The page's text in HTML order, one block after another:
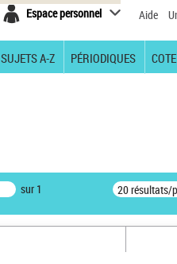
Espace personnel Aide
SUJETS A-Z PÉRIODIQUES COTE
sur 1 20 résultats/